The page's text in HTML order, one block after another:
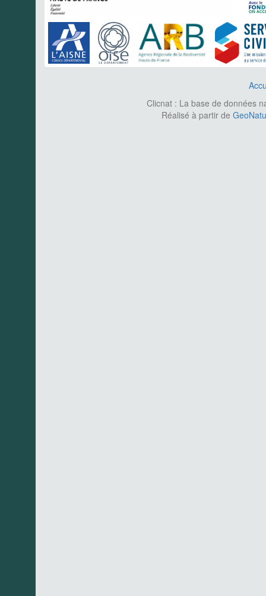
Clicnat : La base de données
Réalisé à partir de